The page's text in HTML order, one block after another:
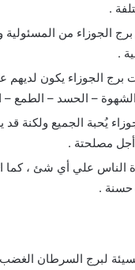
.
من المسئولية
.
الجوزاء يكون لديهم
– الحسد – الطمع –
يُحبة الجميع ولكنة
مصلحتة .
الناس علي أي شئ ، كما
حسنة .
لبرج السرطان الغضب